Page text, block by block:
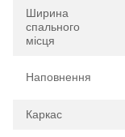
Ширина
спального
місця
Наповнення
Каркас